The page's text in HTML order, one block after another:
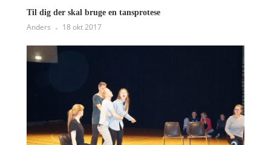
Til dig der skal bruge en tansprotese
Anders 18 okt 2017